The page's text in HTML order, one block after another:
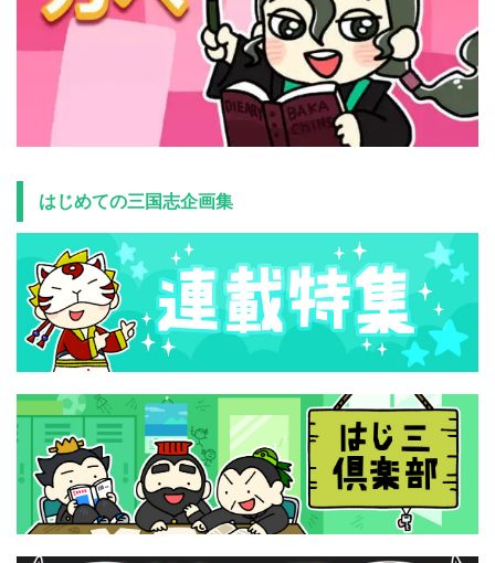
はじめての三国志企画集